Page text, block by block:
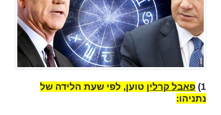
1) פאבל קרלין טוען, לפי שעת הלידה של
נתניהו: